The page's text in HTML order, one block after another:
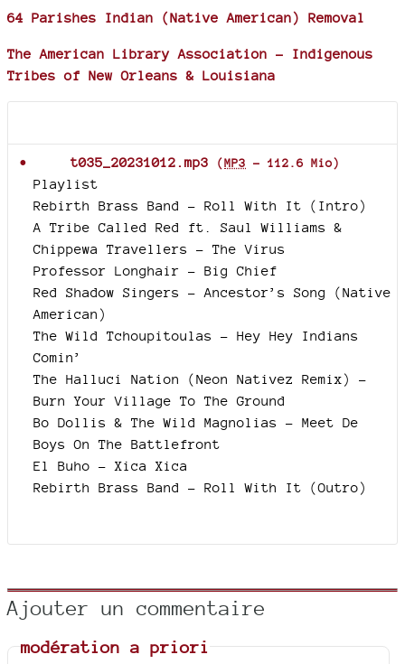
64 Parishes Indian (Native American) Removal
The American Library Association - Indigenous
Tribes of New Orleans & Louisiana
t035_20231012.mp3 (MP3 - 112.6 Mio)
Playlist
Rebirth Brass Band - Roll With It (Intro)
A Tribe Called Red ft. Saul Williams &
Chippewa Travellers - The Virus
Professor Longhair - Big Chief
Red Shadow Singers - Ancestor’s Song (Native
American)
The Wild Tchoupitoulas - Hey Hey Indians
Comin’
The Halluci Nation (Neon Nativez Remix) -
Burn Your Village To The Ground
Bo Dollis & The Wild Magnolias - Meet De
Boys On The Battlefront
El Buho - Xica Xica
Rebirth Brass Band - Roll With It (Outro)
Ajouter un commentaire
modération a priori